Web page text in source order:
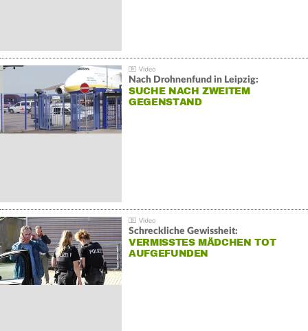
Nach Drohnenfund in Leipzig:
SUCHE NACH ZWEITEM
GEGENSTAND
Schreckliche Gewissheit:
VERMISSTES MÄDCHEN TOT
AUFGEFUNDEN